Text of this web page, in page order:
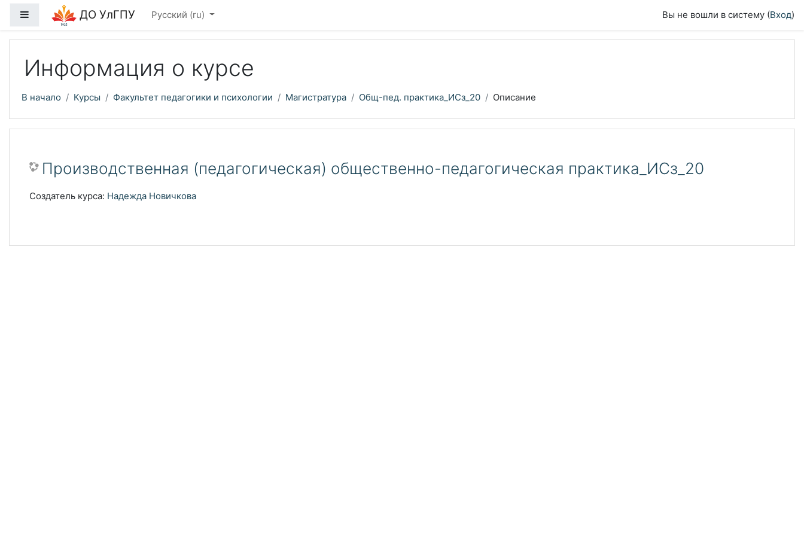
Перейти к основному содержанию
Боковая панельДО УлГПУ Русский ‎(ru)‎ Вы не вошли в систему (Вход)
Информация о курсе
В начало Курсы Факультет педагогики и психологии Магистратура Общ-пед. практика_ИСз_20 Описание
Производственная (педагогическая) общественно-педагогическая практика_ИСз_20
Создатель курса: Надежда Новичкова